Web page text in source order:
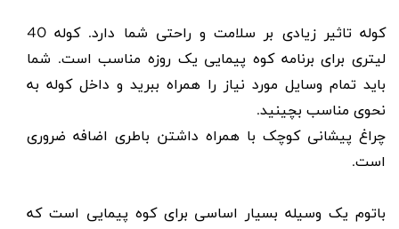
کوله
تاثیر زیادی بر سلامت و راحتی شما دارد. کوله 40
لیتری برای برنامه کوه پیمایی یک روزه مناسب است. شما
باید تمام وسایل مورد نیاز را همراه ببرید و داخل کوله به
نحوی مناسب بچینید.
چراغ پیشانی کوچک با همراه داشتن باطری اضافه ضروری
است.
باتوم یک وسیله بسیار اساسی برای کوه پیمایی است که